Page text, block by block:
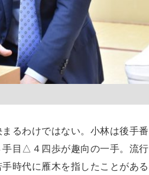
るわけではない。小林は後手番
目△４四歩が趣向の一手。流行
時代に雁木を指したことがある